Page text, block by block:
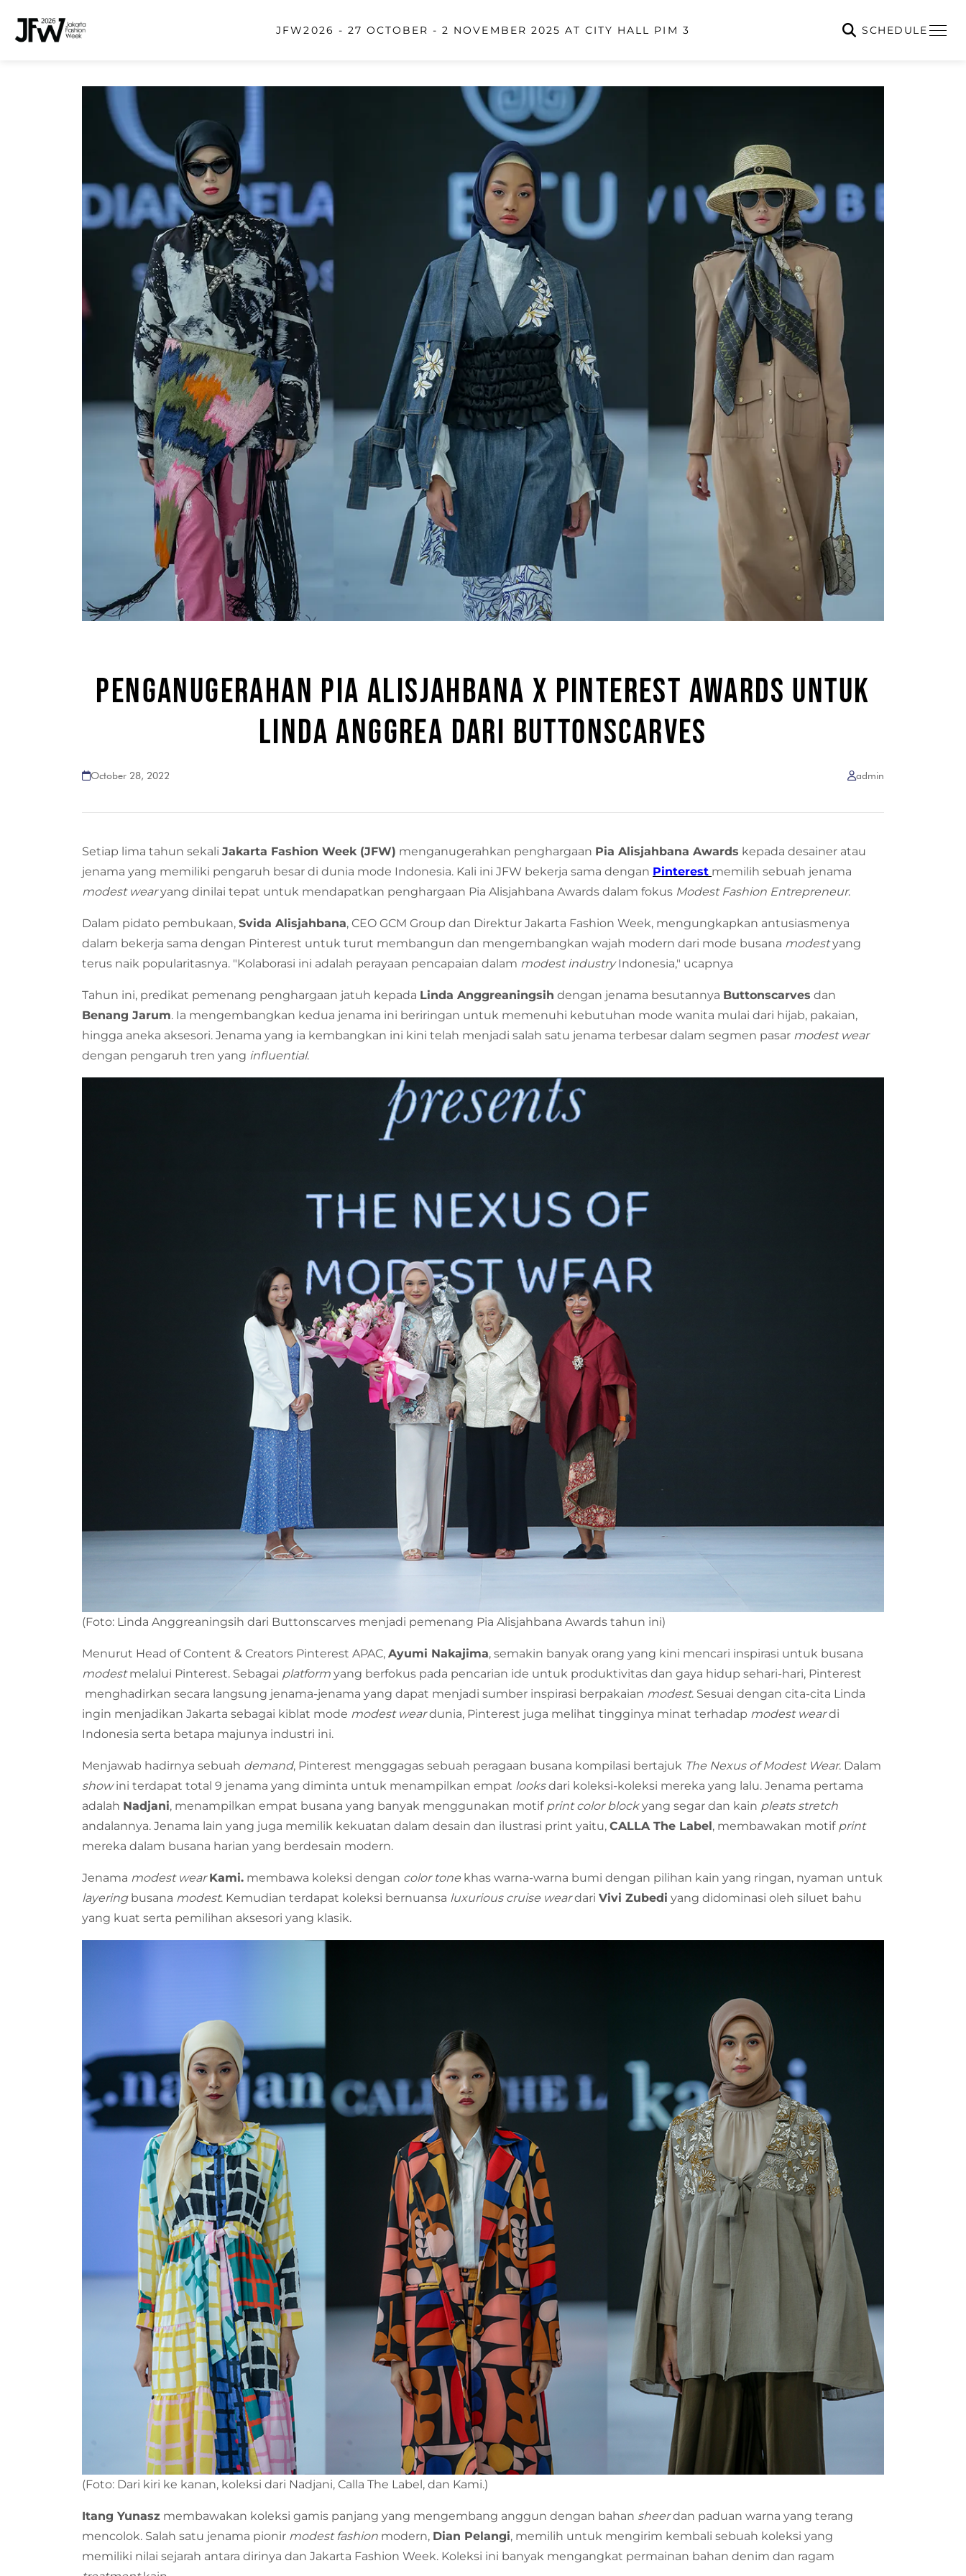
JFW2026 - 27 OCTOBER - 2 NOVEMBER 2025 AT CITY HALL PIM 3 SCHEDULE
PENGANUGERAHAN PIA ALISJAHBANA X PINTEREST AWARDS UNTUK
LINDA ANGGREA DARI BUTTONSCARVES
October 28, 2022 admin
Setiap lima tahun sekali Jakarta Fashion Week (JFW) menganugerahkan penghargaan Pia Alisjahbana Awards kepada desainer atau
jenama yang memiliki pengaruh besar di dunia mode Indonesia. Kali ini JFW bekerja sama dengan Pinterest memilih sebuah jenama
modest wearyang dinilai tepat untuk mendapatkan penghargaan Pia Alisjahbana Awards dalam fokus Modest Fashion Entrepreneur.
Dalam pidato pembukaan, Svida Alisjahbana, CEO GCM Group dan Direktur Jakarta Fashion Week, mengungkapkan antusiasmenya
dalam bekerja sama dengan Pinterest untuk turut membangun dan mengembangkan wajah modern dari mode busana modestyang
terus naik popularitasnya. "Kolaborasi ini adalah perayaan pencapaian dalam modest industryIndonesia," ucapnya
Tahun ini, predikat pemenang penghargaan jatuh kepada Linda Anggreaningsih dengan jenama besutannya Buttonscarves dan
Benang Jarum. Ia mengembangkan kedua jenama ini beriringan untuk memenuhi kebutuhan mode wanita mulai dari hijab, pakaian,
hingga aneka aksesori. Jenama yang ia kembangkan ini kini telah menjadi salah satu jenama terbesar dalam segmen pasar modest wear
dengan pengaruh tren yang influential.
(Foto: Linda Anggreaningsih dari Buttonscarves menjadi pemenang Pia Alisjahbana Awards tahun ini)
Menurut Head of Content & Creators Pinterest APAC, Ayumi Nakajima, semakin banyak orang yang kini mencari inspirasi untuk busana
modestmelalui Pinterest. Sebagai platform yang berfokus pada pencarian ide untuk produktivitas dan gaya hidup sehari-hari, Pinterest
menghadirkan secara langsung jenama-jenama yang dapat menjadi sumber inspirasi berpakaian modest. Sesuai dengan cita-cita Linda
ingin menjadikan Jakarta sebagai kiblat mode modest weardunia, Pinterest juga melihat tingginya minat terhadap modest weardi
Indonesia serta betapa majunya industri ini.
Menjawab hadirnya sebuah demand, Pinterest menggagas sebuah peragaan busana kompilasi bertajuk The Nexus of Modest Wear. Dalam
showini terdapat total 9 jenama yang diminta untuk menampilkan empat looksdari koleksi-koleksi mereka yang lalu. Jenama pertama
adalah Nadjani, menampilkan empat busana yang banyak menggunakan motif print color blockyang segar dan kain pleats stretch
andalannya. Jenama lain yang juga memilik kekuatan dalam desain dan ilustrasi print yaitu, CALLA The Label, membawakan motif print
mereka dalam busana harian yang berdesain modern.
Jenama modest wear Kami. membawa koleksi dengan color tone khas warna-warna bumi dengan pilihan kain yang ringan, nyaman untuk
layering busana modest. Kemudian terdapat koleksi bernuansa luxurious cruise weardari Vivi Zubedi yang didominasi oleh siluet bahu
yang kuat serta pemilihan aksesori yang klasik.
(Foto: Dari kiri ke kanan, koleksi dari Nadjani, Calla The Label, dan Kami.)
Itang Yunasz membawakan koleksi gamis panjang yang mengembang anggun dengan bahan sheerdan paduan warna yang terang
mencolok. Salah satu jenama pionir modest fashion modern, Dian Pelangi, memilih untuk mengirim kembali sebuah koleksi yang
memiliki nilai sejarah antara dirinya dan Jakarta Fashion Week. Koleksi ini banyak mengangkat permainan bahan denim dan ragam